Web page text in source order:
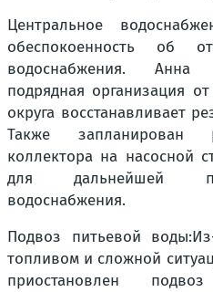
Центральное
обеспокоенность об
водоснабжения. Анна
подрядная организация
округа восстанавливает
Также запланирован
коллектора на насосной
для дальнейшей
водоснабжения.
Подвоз питьевой
топливом и сложной
приостановлен